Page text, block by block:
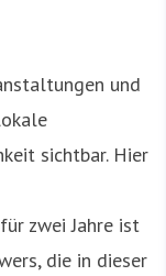
und
sichtbar. Hier
zwei Jahre ist
die in dieser